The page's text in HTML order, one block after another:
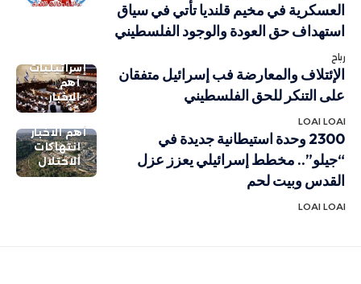
العسكرية في مخيم قلنديا تأتي في سياق
استهداف حق العودة والوجود الفلسطيني
رباح
إسرائيليات
أهم
الاخبار
الإئتلاف والمعارضة فب إسرائيل متفقان
على التنكر للحق الفلسطيني
LOAI LOAI
أهم الاخبار
انتهاكات
الاحتلال
2300 وحدة استيطانية جديدة في
“جيلو”.. مخطط إسرائيلي يعزز عزل
القدس وبيت لحم
LOAI LOAI